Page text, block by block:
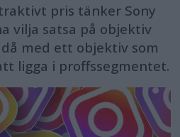
pris tänker Sony
vilja satsa på objektiv
med ett objektiv som
ligga i proffssegmentet.